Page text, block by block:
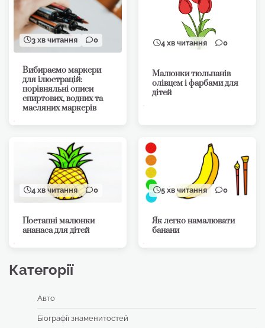
3 хв читання 0
Вибираємо маркери
для ілюстрацій:
порівняльні описи
спиртових, водних та
масляних маркерів
4 хв читання 0
Малюнки тюльпанів
олівцем і фарбами для
дітей
4 хв читання 0
Поетапні малюнки
ананаса для дітей
5 хв читання 0
Як легко намалювати
банани
Категорії
Авто
Біографії знаменитостей